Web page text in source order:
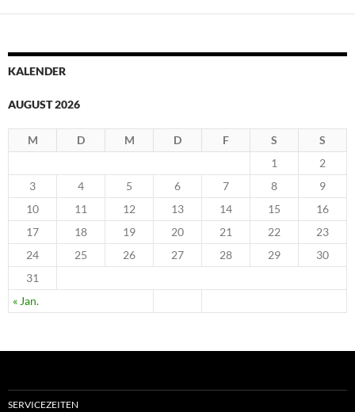
KALENDER
AUGUST 2026
M D M D F S S
« Jan.
1
2
3
4 5 6 7 8
9
10
11 12 13 14 15
16
17
18 19 20 21 22
23
24
25 26 27 28 29
30
31
SERVICEZEITEN